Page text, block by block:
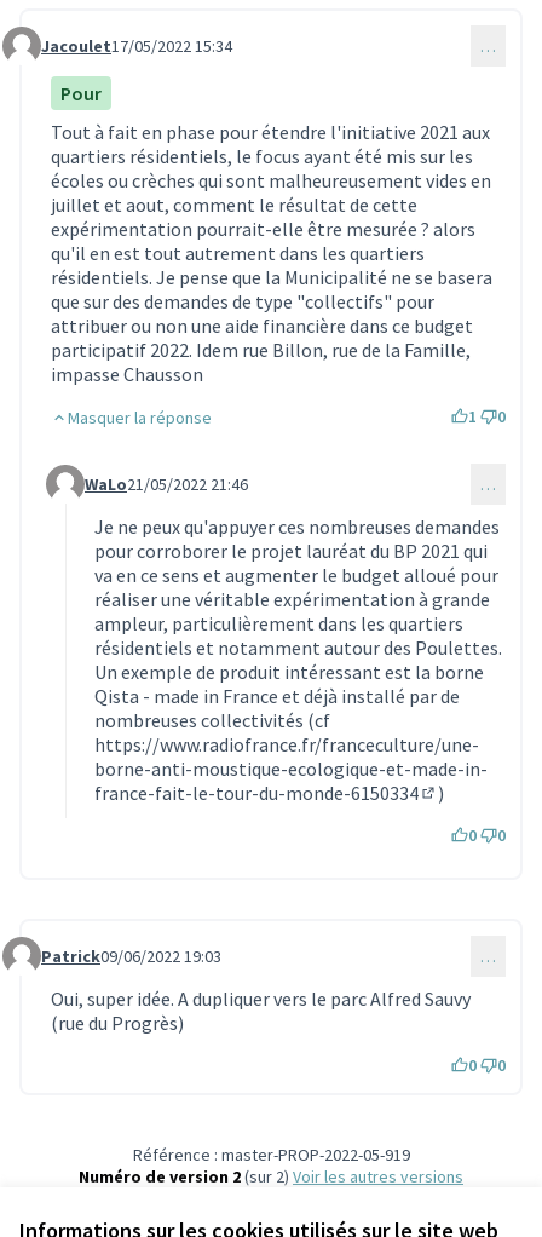
Informations sur les cookies utilisés sur le site web
Commentaire 1486
Jacoulet17/05/2022 15:34 …
Pour
Tout à fait en phase pour étendre l'initiative 2021 aux
quartiers résidentiels, le focus ayant été mis sur les
écoles ou crèches qui sont malheureusement vides en
juillet et aout, comment le résultat de cette
expérimentation pourrait-elle être mesurée ? alors
qu'il en est tout autrement dans les quartiers
résidentiels. Je pense que la Municipalité ne se basera
que sur des demandes de type "collectifs" pour
attribuer ou non une aide financière dans ce budget
participatif 2022. Idem rue Billon, rue de la Famille,
impasse Chausson
Masquer la réponse 1 0
Commentaire 1534 (réponse au commentaire 1486)
WaLo21/05/2022 21:46 …
Je ne peux qu'appuyer ces nombreuses demandes
pour corroborer le projet lauréat du BP 2021 qui
va en ce sens et augmenter le budget alloué pour
réaliser une véritable expérimentation à grande
ampleur, particulièrement dans les quartiers
résidentiels et notamment autour des Poulettes.
Un exemple de produit intéressant est la borne
Qista - made in France et déjà installé par de
nombreuses collectivités (cf
https://www.radiofrance.fr/franceculture/une-
borne-anti-moustique-ecologique-et-made-in-
france-fait-le-tour-du-monde-6150334
(Lien externe)
)
0 0
Commentaire 1687
Patrick09/06/2022 19:03 …
Oui, super idée. A dupliquer vers le parc Alfred Sauvy
(rue du Progrès)
0 0
Référence : master-PROP-2022-05-919
Numéro de version 2(sur 2)
voir les autres versions